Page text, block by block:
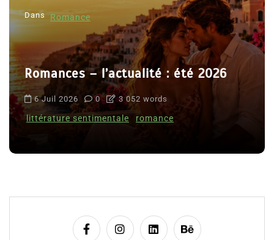
Dans Romance
Romances – l’actualité : été 2026
6 Juil 2026 0 3 052 words
littérature sentimentale romance